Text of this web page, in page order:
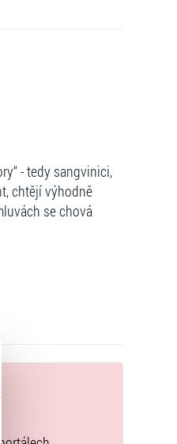
- tedy sangvinici,
chtějí výhodně
se chová